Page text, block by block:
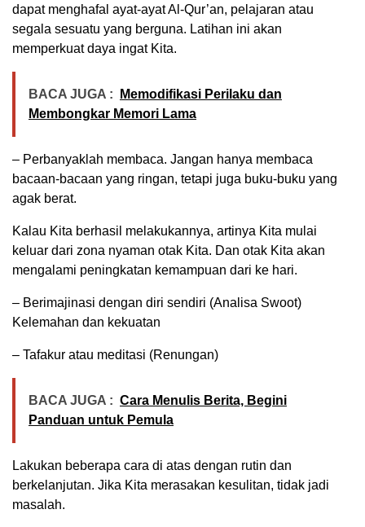
dapat menghafal ayat-ayat Al-Qur’an, pelajaran atau
segala sesuatu yang berguna. Latihan ini akan
memperkuat daya ingat Kita.
BACA JUGA :
Memodifikasi Perilaku dan
Membongkar Memori Lama
– Perbanyaklah membaca. Jangan hanya membaca
bacaan-bacaan yang ringan, tetapi juga buku-buku yang
agak berat.
Kalau Kita berhasil melakukannya, artinya Kita mulai
keluar dari zona nyaman otak Kita. Dan otak Kita akan
mengalami peningkatan kemampuan dari ke hari.
– Berimajinasi dengan diri sendiri (Analisa Swoot)
Kelemahan dan kekuatan
– Tafakur atau meditasi (Renungan)
BACA JUGA : Cara Menulis Berita, Begini
Panduan untuk Pemula
Lakukan beberapa cara di atas dengan rutin dan
berkelanjutan. Jika Kita merasakan kesulitan, tidak jadi
masalah.